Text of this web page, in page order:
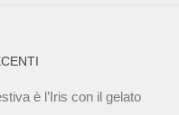
è l’Iris con il gelato